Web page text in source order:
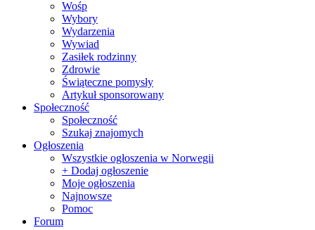
Wośp
Wybory
Wydarzenia
Wywiad
Zasiłek rodzinny
Zdrowie
Świąteczne pomysły
Artykuł sponsorowany
Społeczność
Społeczność
Szukaj znajomych
Ogłoszenia
Wszystkie ogłoszenia w Norwegii
+ Dodaj ogłoszenie
Moje ogłoszenia
Najnowsze
Pomoc
Forum